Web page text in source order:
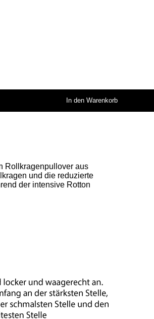
In den Warenkorb
Rollkragenpullover aus
und die reduzierte
der intensive Rotton